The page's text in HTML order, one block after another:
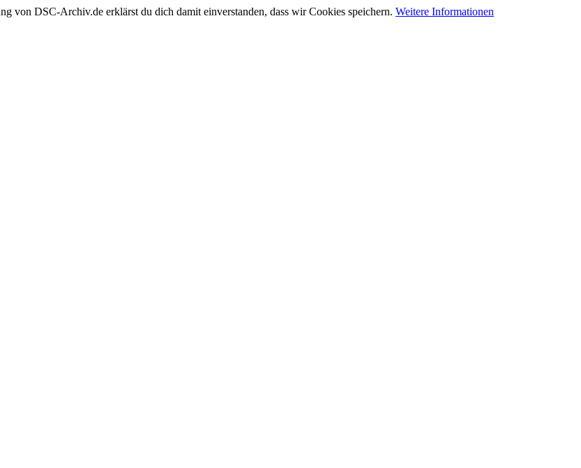
von DSC-Archiv.de erklärst du dich damit einverstanden, dass wir Cookies speichern. Weitere Informationen